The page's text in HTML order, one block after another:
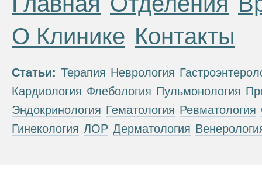
О Клинике Контакты
Статьи: Терапия Неврология
Кардиология Флебология Пульмонология
Эндокринология Гематология Ревматология
Гинекология ЛОР Дерматология